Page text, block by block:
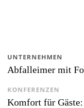
Abfalleimer mit
UNTERNEHMEN
Komfort für Gäste:
KONFERENZEN